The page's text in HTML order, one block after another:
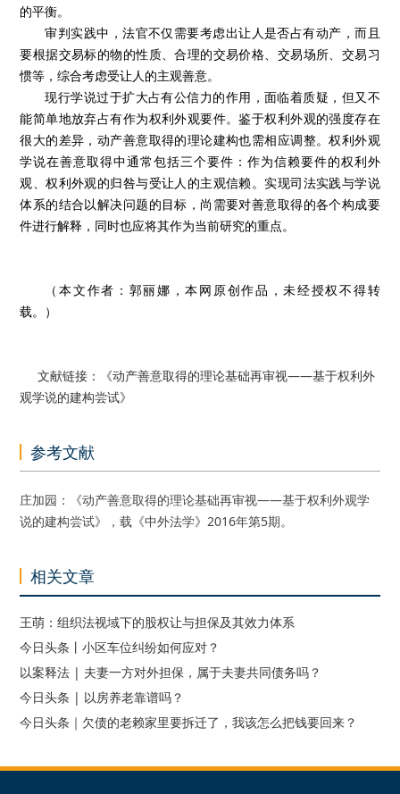
的平衡。
审判实践中，法官不仅需要考虑出让人是否占有动产，而且
要根据交易标的物的性质、合理的交易价格、交易场所、交易习
惯等，综合考虑受让人的主观善意。
现行学说过于扩大占有公信力的作用，面临着质疑，但又不
能简单地放弃占有作为权利外观要件。鉴于权利外观的强度存在
很大的差异，动产善意取得的理论建构也需相应调整。权利外观
学说在善意取得中通常包括三个要件：作为信赖要件的权利外
观、权利外观的归咎与受让人的主观信赖。实现司法实践与学说
体系的结合以解决问题的目标，尚需要对善意取得的各个构成要
件进行解释，同时也应将其作为当前研究的重点。
（本文作者：郭丽娜，本网原创作品，未经授权不得转
载。）
文献链接：《动产善意取得的理论基础再审视——基于权利外
观学说的建构尝试》
参考文献
庄加园：《动产善意取得的理论基础再审视——基于权利外观学
说的建构尝试》，载《中外法学》2016年第5期。
相关文章
王萌：组织法视域下的股权让与担保及其效力体系
今日头条丨小区车位纠纷如何应对？
以案释法 | 夫妻一方对外担保，属于夫妻共同债务吗？
今日头条 | 以房养老靠谱吗？
今日头条｜欠债的老赖家里要拆迁了，我该怎么把钱要回来？